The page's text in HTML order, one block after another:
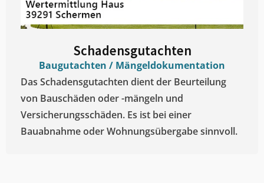
Schadensgutachten
Baugutachten / Mängeldokumentation
Das Schadensgutachten dient der Beurteilung
von Bauschäden oder -mängeln und
Versicherungsschäden. Es ist bei einer
Bauabnahme oder Wohnungsübergabe sinnvoll.